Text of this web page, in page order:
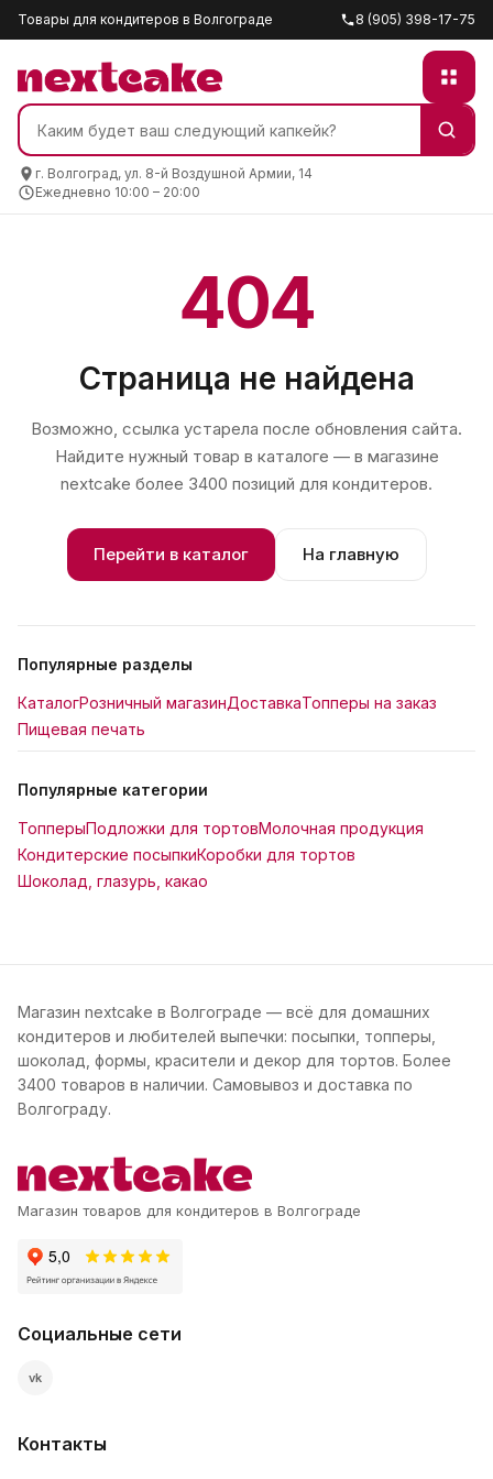
Товары для кондитеров в Волгограде 8 (905) 398-17-75
г. Волгоград, ул. 8-й Воздушной Армии, 14
Ежедневно 10:00 – 20:00
404
Страница не найдена
Возможно, ссылка устарела после обновления сайта.
Найдите нужный товар в каталоге — в магазине
nextcake более 3400 позиций для кондитеров.
Перейти в каталог На главную
Популярные разделы
КаталогРозничный магазинДоставкаТопперы на заказ
Пищевая печать
Популярные категории
ТопперыПодложки для тортовМолочная продукция
Кондитерские посыпкиКоробки для тортов
Шоколад, глазурь, какао
Магазин nextcake в Волгограде — всё для домашних
кондитеров и любителей выпечки: посыпки, топперы,
шоколад, формы, красители и декор для тортов. Более
3400 товаров в наличии. Самовывоз и доставка по
Волгограду.
Магазин товаров для кондитеров в Волгограде
Социальные сети
vk
Контакты